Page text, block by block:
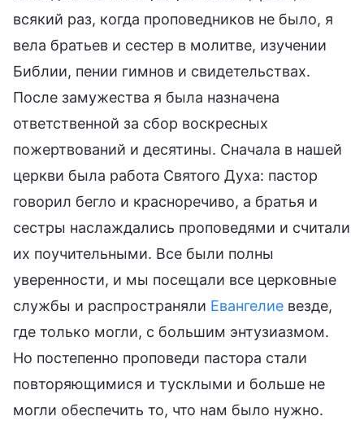
всякий раз, когда проповедников не было, я
вела братьев и сестер в молитве, изучении
Библии, пении гимнов и свидетельствах.
После замужества я была назначена
ответственной за сбор воскресных
пожертвований и десятины. Сначала в нашей
церкви была работа Святого Духа: пастор
говорил бегло и красноречиво, а братья и
сестры наслаждались проповедями и считали
их поучительными. Все были полны
уверенности, и мы посещали все церковные
службы и распространяли Евангелие везде,
где только могли, с большим энтузиазмом.
Но постепенно проповеди пастора стали
повторяющимися и тусклыми и больше не
могли обеспечить то, что нам было нужно.